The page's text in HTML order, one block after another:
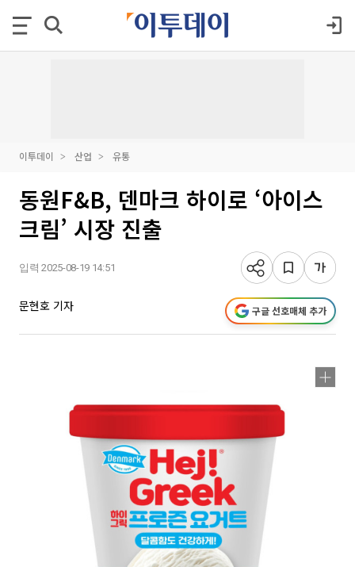
이투데이 산업 유통
동원F&B, 덴마크 하이로 ‘아이스
크림’ 시장 진출
입력 2025-08-19 14:51
문현호 기자 구글 선호매체 추가